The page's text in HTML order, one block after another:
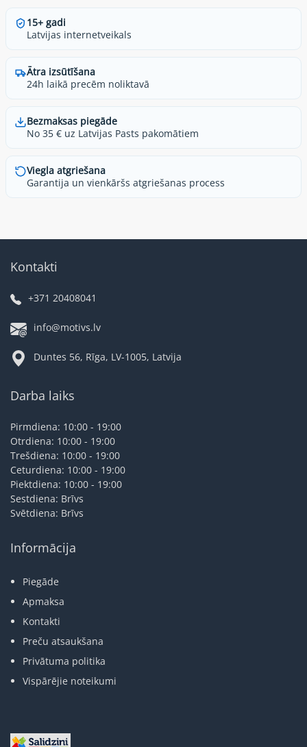
15+ gadi
Latvijas internetveikals
Ātra izsūtīšana
24h laikā precēm noliktavā
Bezmaksas piegāde
No 35 € uz Latvijas Pasts pakomātiem
Viegla atgriešana
Garantija un vienkāršs atgriešanas process
Kontakti
+371 20408041
info@motivs.lv
Duntes 56, Rīga, LV-1005, Latvija
Darba laiks
Pirmdiena: 10:00 - 19:00
Otrdiena: 10:00 - 19:00
Trešdiena: 10:00 - 19:00
Ceturdiena: 10:00 - 19:00
Piektdiena: 10:00 - 19:00
Sestdiena: Brīvs
Svētdiena: Brīvs
Informācija
Piegāde
Apmaksa
Kontakti
Preču atsaukšana
Privātuma politika
Vispārējie noteikumi